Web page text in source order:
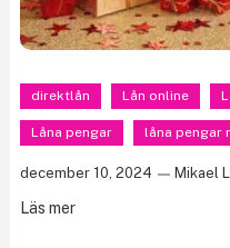
direktlån Lån online
Låna pengar låna pengar
december 10, 2024 Mikael
Läs mer